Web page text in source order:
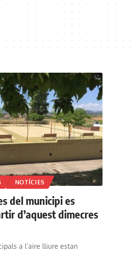
NOTÍCIES
del municipi es
d’aquest dimecres
a l’aire lliure estan